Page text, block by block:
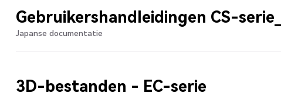
Gebruikershandleidingen CS-
Japanse documentatie
3D-bestanden - EC-serie